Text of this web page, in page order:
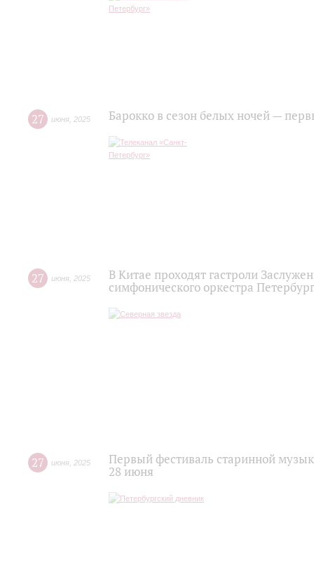
27 июня 2025 Барокко в сезон белых ночей —
27 июня 2025
В Китае проходят гастроли
симфонического оркестра
27 июня 2025
Первый фестиваль старинной
28 июня